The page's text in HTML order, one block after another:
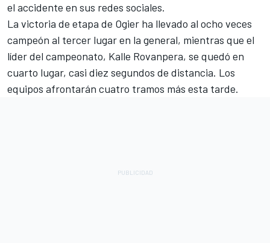
el accidente en sus redes sociales.
La victoria de etapa de Ogier ha llevado al ocho veces
campeón al tercer lugar en la general, mientras que el
líder del campeonato, Kalle Rovanpera, se quedó en
cuarto lugar, casi diez segundos de distancia. Los
equipos afrontarán cuatro tramos más esta tarde.